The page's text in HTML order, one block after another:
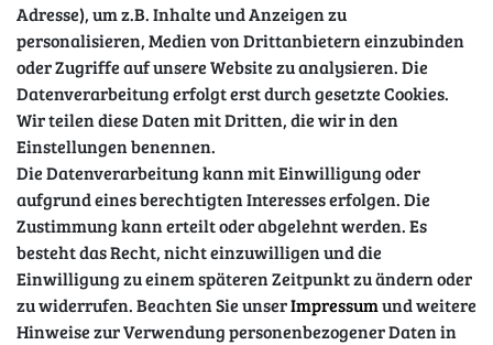
Sicher einkaufen
Adresse), um z.B. Inhalte und Anzeigen zu
personalisieren, Medien von Drittanbietern einzubinden
oder Zugriffe auf unsere Website zu analysieren. Die
Datenverarbeitung erfolgt erst durch gesetzte Cookies.
Wir teilen diese Daten mit Dritten, die wir in den
Einstellungen benennen.
Die Datenverarbeitung kann mit Einwilligung oder
aufgrund eines berechtigten Interesses erfolgen. Die
Zustimmung kann erteilt oder abgelehnt werden. Es
besteht das Recht, nicht einzuwilligen und die
Einwilligung zu einem späteren Zeitpunkt zu ändern oder
zu widerrufen. Beachten Sie unserImpressumund weitere
Hinweise zur Verwendung personenbezogener Daten in